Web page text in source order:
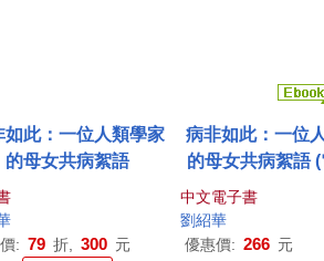
如此：一位人類學家
的母女共病絮語
: 79 折, 300 元
病非如此：一位
的母女共病絮語
中文電子書
劉紹華
優惠價: 266 元